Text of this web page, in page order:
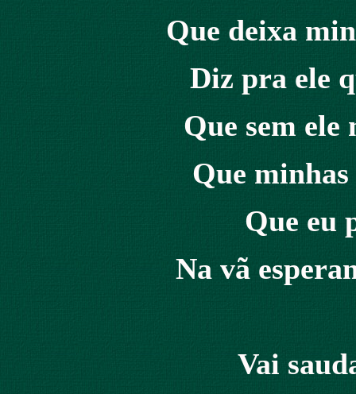
Que deixa
Diz pra ele
Que sem
Que
Que eu
Na vã
Vai